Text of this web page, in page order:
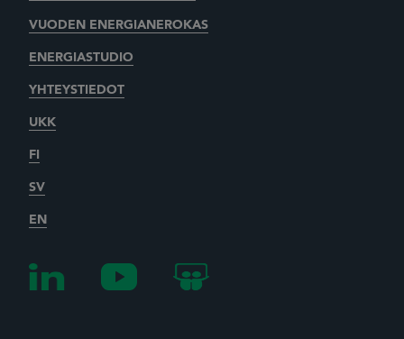
VUODEN ENERGIANEROKAS
ENERGIASTUDIO
YHTEYSTIEDOT
UKK
FI
SV
EN